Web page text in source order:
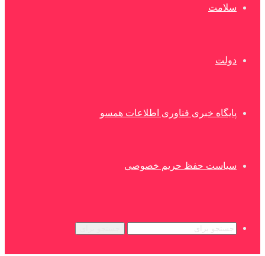
سلامت
دولت
پایگاه خبری فناوری اطلاعات همسو
سیاست حفظ حریم خصوصی